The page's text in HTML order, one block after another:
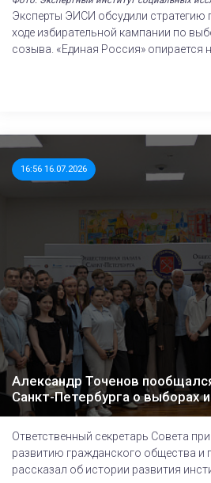
Эксперты ЭИСИ обсудили стратегию
ходе избирательной кампании по
созыва. «Единая Россия» опирается
16:56 16.07.2026
Александр Точенов
Санкт-Петербурга о выборах
Ответственный секретарь Совета
развитию гражданского общества и
рассказал об истории развития